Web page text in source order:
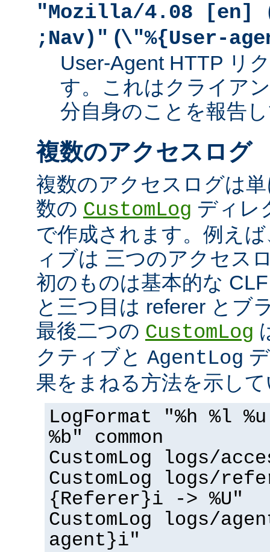
"Mozilla/4.08 [en]
;Nav)" (\"%{User-
User-Agent HTTP リ
す。これはクライア
分自身のことを報告
複数のアクセスログ
複数のアクセスログは
数の CustomLog ディレ
で作成されます。例え
ィブは 三つのアクセス
初のものは基本的な
と三つ目は referer とブ
最後二つの CustomLog
クティブと AgentLog
果をまねる方法を示し
LogFormat "%h %l
%b" common
CustomLog logs/
CustomLog logs/
{Referer}i -> %U"
CustomLog logs/
agent}i"